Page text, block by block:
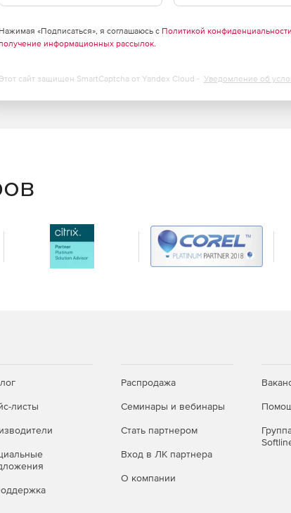
Нажимая «Подписаться», я соглашаюсь с Политикой конфиденциальности
получение информационных рассылок.
Этот сайт защищен SmartCaptcha от Yandex Cloud - Уведомление об
листы
Распродажа
Семинары и вебинары
Стать партнером
Вход в ЛК партнера
О компании